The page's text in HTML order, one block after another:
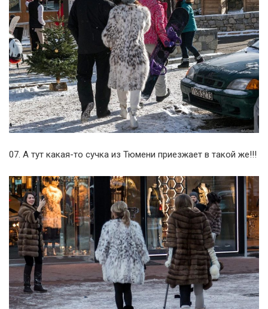
07. А тут какая-то сучка из Тюмени приезжает в такой же!!!